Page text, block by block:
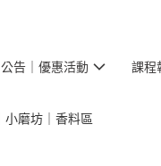
公告｜優惠活動 課程
｜小磨坊｜香料區